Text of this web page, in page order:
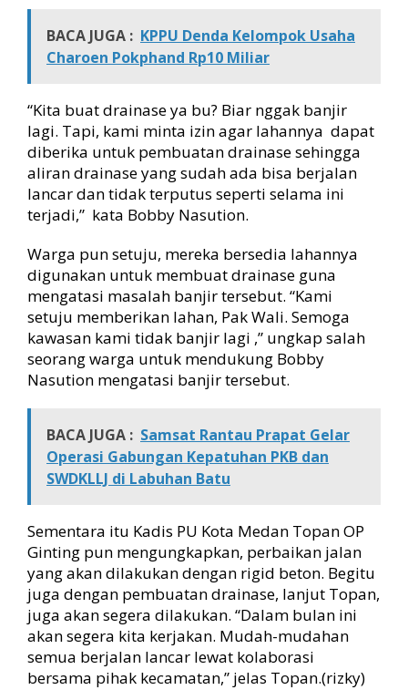
e
BACA JUGA : KPPU Denda Kelompok Usaha
Charoen Pokphand Rp10 Miliar
“Kita buat drainase ya bu? Biar nggak banjir
lagi. Tapi, kami minta izin agar lahannya dapat
diberika untuk pembuatan drainase sehingga
aliran drainase yang sudah ada bisa berjalan
lancar dan tidak terputus seperti selama ini
terjadi,” kata Bobby Nasution.
Warga pun setuju, mereka bersedia lahannya
digunakan untuk membuat drainase guna
mengatasi masalah banjir tersebut. “Kami
setuju memberikan lahan, Pak Wali. Semoga
kawasan kami tidak banjir lagi ,” ungkap salah
seorang warga untuk mendukung Bobby
Nasution mengatasi banjir tersebut.
BACA JUGA : Samsat Rantau Prapat Gelar
Operasi Gabungan Kepatuhan PKB dan
SWDKLLJ di Labuhan Batu
Sementara itu Kadis PU Kota Medan Topan OP
Ginting pun mengungkapkan, perbaikan jalan
yang akan dilakukan dengan rigid beton. Begitu
juga dengan pembuatan drainase, lanjut Topan,
juga akan segera dilakukan. “Dalam bulan ini
akan segera kita kerjakan. Mudah-mudahan
semua berjalan lancar lewat kolaborasi
bersama pihak kecamatan,” jelas Topan.(rizky)